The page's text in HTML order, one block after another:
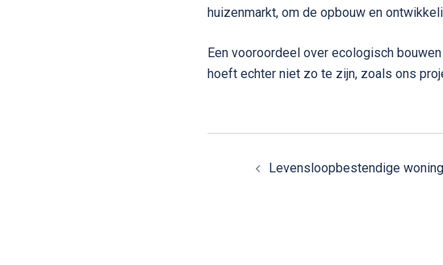
huizenmarkt, om de opbouw en
Een vooroordeel over ecologisch
hoeft echter niet zo te zijn, zoals ons
BerichtLevensloopbestendige woning